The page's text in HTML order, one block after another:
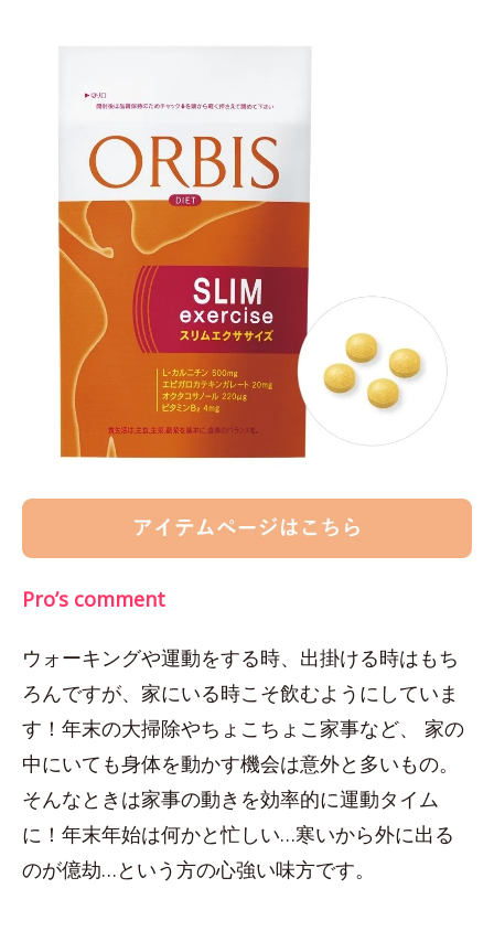
Pro’s comment
ウォーキングや運動をする時、出掛ける時はもち
ろんですが、家にいる時こそ飲むようにしていま
す！年末の大掃除やちょこちょこ家事など、 家の
中にいても身体を動かす機会は意外と多いもの。
そんなときは家事の動きを効率的に運動タイム
に！年末年始は何かと忙しい…寒いから外に出る
のが億劫…という方の心強い味方です。